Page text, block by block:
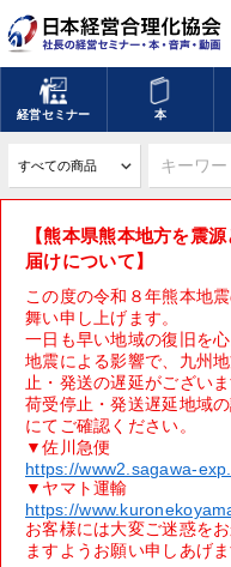
経営セミナー 本
【熊本県熊本地方を震
届けについて】
この度の令和８年熊本地
舞い申し上げます。
一日も早い地域の復旧を
地震による影響で、九州
止・発送の遅延がございま
荷受停止・発送遅延地域
にてご確認ください。
▼佐川急便
https://www2.sagawa-
▼ヤマト運輸
https://
お客様には大変ご迷惑を
ますようお願い申しあげま